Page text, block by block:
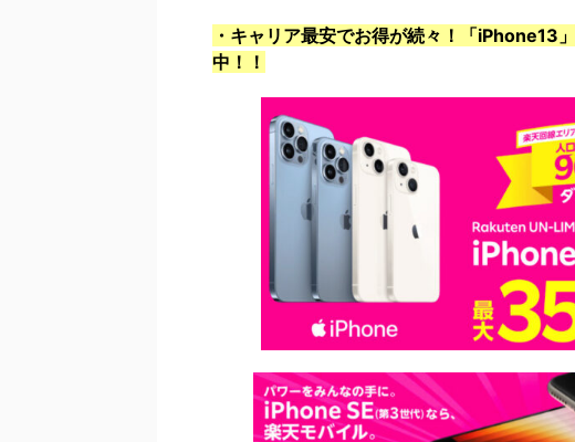
・キャリア最安でお得が続々！「iPhone13
中！！